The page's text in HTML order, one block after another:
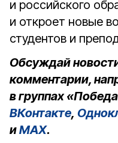
и российского
и откроет новые
студентов и
Обсуждай
комментарии,
в группах
ВКонтакте,
иMAX.